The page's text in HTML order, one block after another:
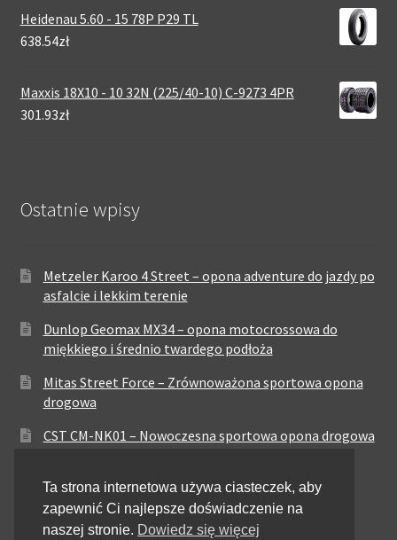
Heidenau 5.60 - 15 78P P29 TL
638.54zł
Maxxis 18X10 - 10 32N (225/40-10) C-9273 4PR
301.93zł
Ostatnie wpisy
Metzeler Karoo 4 Street – opona adventure do jazdy po
asfalcie i lekkim terenie
Dunlop Geomax MX34 – opona motocrossowa do
miękkiego i średnio twardego podłoża
Mitas Street Force – Zrównoważona sportowa opona
drogowa
CST CM-NK01 – Nowoczesna sportowa opona drogowa
zrównoważonych osiągach
Pirelli City Demon – Niezawodność w codziennej
Ta strona internetowa używa ciasteczek, aby
zapewnić Ci najlepsze doświadczenie na
naszej stronie. Dowiedz się więcej